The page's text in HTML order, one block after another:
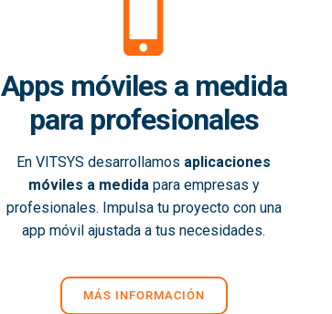
Apps móviles a medida
para profesionales
En VITSYS desarrollamos aplicaciones
móviles a medidapara empresas y
profesionales. Impulsa tu proyecto con una
app móvil ajustada a tus necesidades.
MÁS INFORMACIÓN